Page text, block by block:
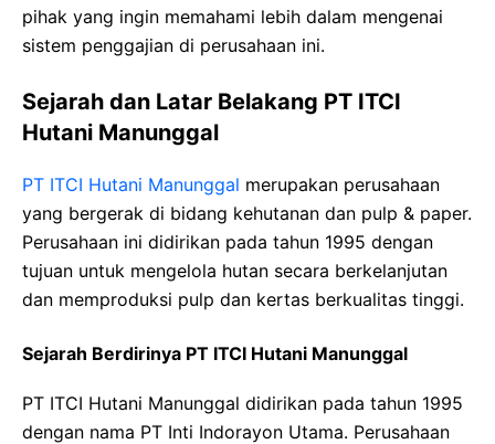
pihak yang ingin memahami lebih dalam mengenai
sistem penggajian di perusahaan ini.
Sejarah dan Latar Belakang PT ITCI
Hutani Manunggal
PT ITCI Hutani Manunggal merupakan perusahaan
yang bergerak di bidang kehutanan dan pulp & paper.
Perusahaan ini didirikan pada tahun 1995 dengan
tujuan untuk mengelola hutan secara berkelanjutan
dan memproduksi pulp dan kertas berkualitas tinggi.
Sejarah Berdirinya PT ITCI Hutani Manunggal
PT ITCI Hutani Manunggal didirikan pada tahun 1995
dengan nama PT Inti Indorayon Utama. Perusahaan